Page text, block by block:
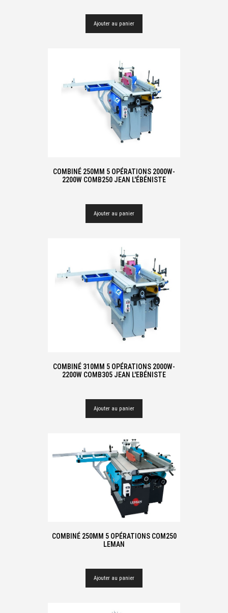
Ajouter au panier
COMBINÉ 250MM 5 OPÉRATIONS 2000W-
2200W COMB250 JEAN L'ÉBÉNISTE
Ajouter au panier
COMBINÉ 310MM 5 OPÉRATIONS 2000W-
2200W COMB305 JEAN L'EBÉNISTE
Ajouter au panier
COMBINÉ 250MM 5 OPÉRATIONS COM250
LEMAN
Ajouter au panier